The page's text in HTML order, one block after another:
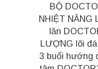
BỘ
NHIỆT NĂNG
lăn
LƯỢNG lõi
3 buổi hướng